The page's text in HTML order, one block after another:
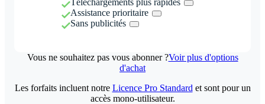
Assistance prioritaire
Sans publicités
Vous ne souhaitez pas vous abonner ?Voir plus d'options
d'achat
Les forfaits incluent notre Licence Pro Standard et sont pour un
accès mono-utilisateur.